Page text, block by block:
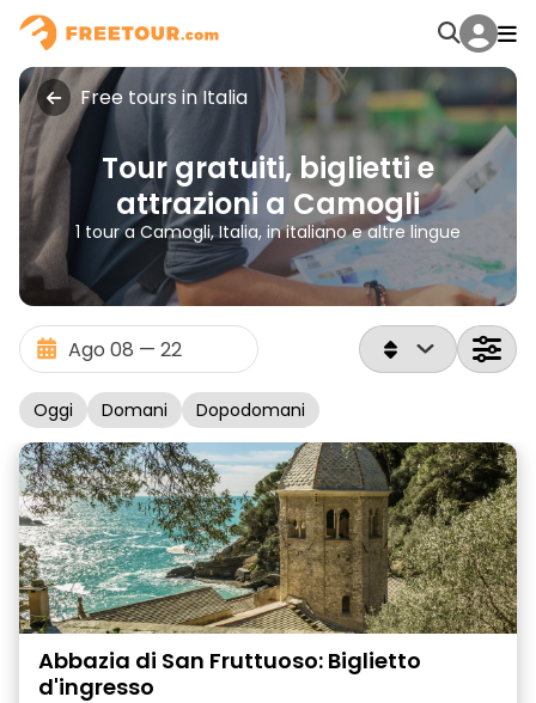
Free tours in Italia
Tour gratuiti, biglietti e
attrazioni a Camogli
1 tour a Camogli, Italia, in italiano e altre lingue
Oggi Domani Dopodomani
Abbazia di San Fruttuoso: Biglietto
d'ingresso